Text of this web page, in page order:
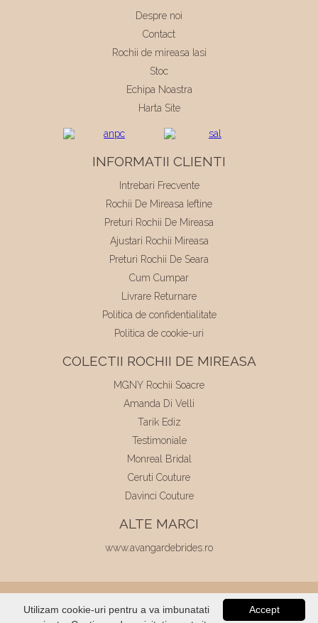
Despre noi
Contact
Rochii de mireasa Iasi
Stoc
Echipa Noastra
Harta Site
INFORMATII CLIENTI
Intrebari Frecvente
Rochii De Mireasa Ieftine
Preturi Rochii De Mireasa
Ajustari Rochii Mireasa
Preturi Rochii De Seara
Cum Cumpar
Livrare Returnare
Politica de confidentialitate
Politica de cookie-uri
COLECTII ROCHII DE MIREASA
MGNY Rochii Soacre
Amanda Di Velli
Tarik Ediz
Testimoniale
Monreal Bridal
Ceruti Couture
Davinci Couture
ALTE MARCI
www.avangardebrides.ro
© 2026Elite Mariaj | Toate drepturile
rezervate
Dezvoltat de Voitin.com
Accept
Utilizam cookie-uri pentru a va imbunatati